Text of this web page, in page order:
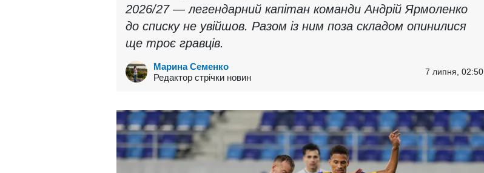
2026/27 — легендарний капітан команди Андрій Ярмоленко
до списку не увійшов. Разом із ним поза складом опинилися
ще троє гравців.
Марина Семенко
Редактор стрічки новин
7 липня, 02:50